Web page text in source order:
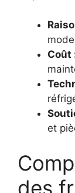
Coût
et
des